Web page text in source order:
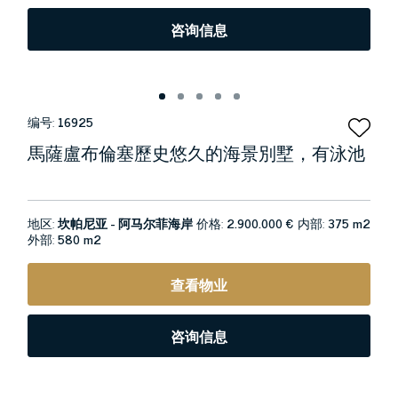
咨询信息
编号: 16925
馬薩盧布倫塞歷史悠久的海景別墅，有泳池
地区:坎帕尼亚 - 阿马尔菲海岸价格: 2.900.000 € 内部:375 m2
外部:580 m2
查看物业
咨询信息